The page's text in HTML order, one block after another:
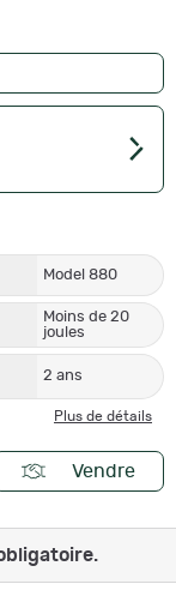
Model 880
Moins de 20
joules
2 ans
Plus de détails
Vendre